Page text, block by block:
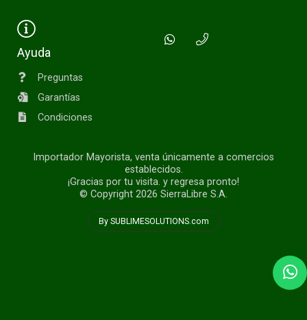
Ayuda
Preguntas
Garantías
Condiciones
Importador Mayorista, venta únicamente a comercios
establecidos.
¡Gracias por tu visita. y regresa pronto!
© Copyright 2026 SierraLibre S.A.
By SUBLIMESOLUTIONS.com